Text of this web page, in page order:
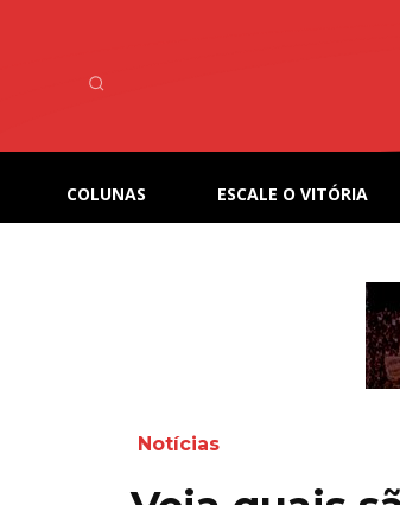
COLUNAS ESCALE O VITÓRIA
Notícias